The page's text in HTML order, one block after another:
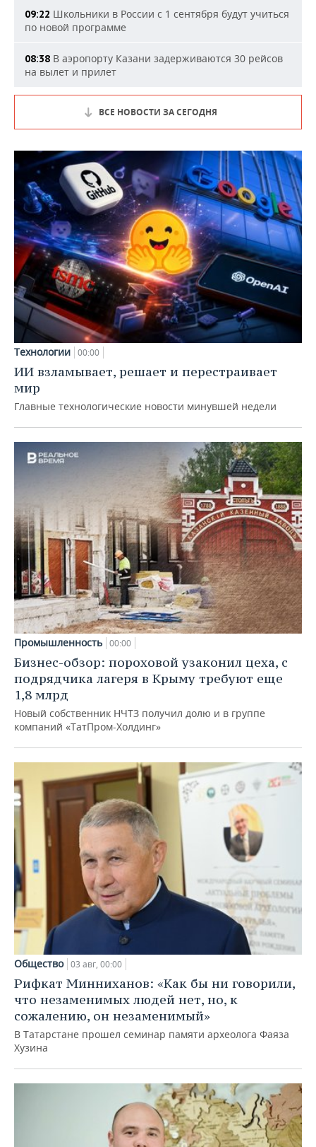
09:22 Школьники в России с 1 сентября будут учиться
по новой программе
08:38 В аэропорту Казани задерживаются 30 рейсов
на вылет и прилет
ВСЕ НОВОСТИ ЗА СЕГОДНЯ
Технологии 00:00
ИИ взламывает, решает и перестраивает
мир
Главные технологические новости минувшей недели
Промышленность 00:00
Бизнес-обзор: пороховой узаконил цеха, с
подрядчика лагеря в Крыму требуют еще
1,8 млрд
Новый собственник НЧТЗ получил долю и в группе
компаний «ТатПром-Холдинг»
Общество 03 авг, 00:00
Рифкат Минниханов: «Как бы ни говорили,
что незаменимых людей нет, но, к
сожалению, он незаменимый»
В Татарстане прошел семинар памяти археолога Фаяза
Хузина